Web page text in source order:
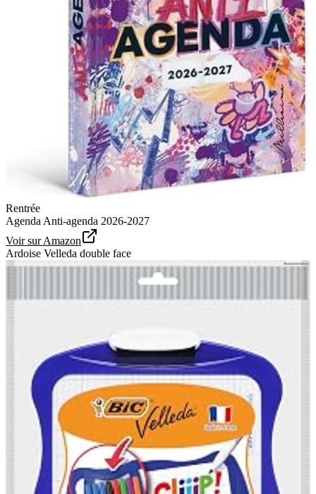
Rentrée
Agenda Anti-agenda 2026-2027
Voir sur Amazon
Ardoise Velleda double face